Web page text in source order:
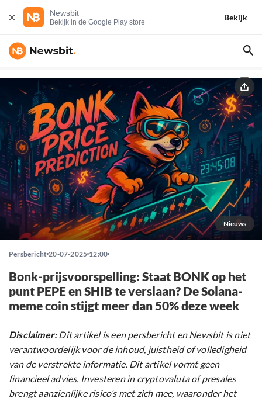
Newsbit
Bekijk in de Google Play store
Bekijk
Nieuws
Persbericht 20-07-2025 12:00
Bonk-prijsvoorspelling: Staat BONK op het
punt PEPE en SHIB te verslaan? De Solana-
meme coin stijgt meer dan 50% deze week
Disclaimer:Dit artikel is een persbericht en Newsbit is niet
verantwoordelijk voor de inhoud, juistheid of volledigheid
van de verstrekte informatie. Dit artikel vormt geen
financieel advies. Investeren in cryptovaluta of presales
brengt aanzienlijke risico’s met zich mee, waaronder het